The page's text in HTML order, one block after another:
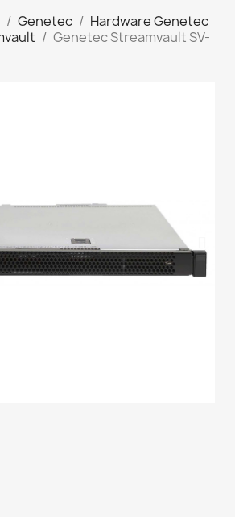
Genetec
Hardware Genetec
Genetec Streamvault SV-